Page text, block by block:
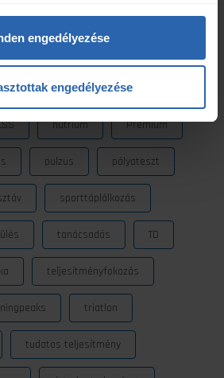
engedélyezése
engedélyezése
futásdinamika
kerékpár
nutrium Prémium
pulzus pályateszt
sporttáplálkozás
tanácsadás TD
teljesítményfokozás
triatlon
tudatos teljesítmény